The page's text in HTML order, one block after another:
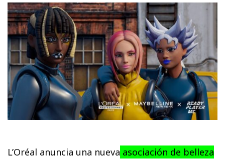
L’Oréal anuncia una nueva asociación de belleza